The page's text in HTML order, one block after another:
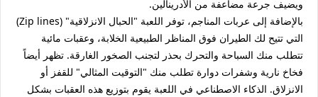
ويضيف جرعة مضاعفة من الأدرينالين.
بالإضافة إلى عربات المناجم، توفر اللعبة "الحبال الانزلاقية" (Zip lines)
التي تتيح لك الطيران فوق المناظر الطبيعية الخلابة، وعقبات مائية
تتطلب منك السباحة والتحرك بحذر لتجنب الصخور الغارقة. تظهر أيضاً
فخاخ نارية وشفرات دوارة تطلب منك "التوقيت المثالي" للقفز أو
الانزلاق. الذكاء الاصطناعي في اللعبة يقوم بتوزيع هذه العقبات بشكل